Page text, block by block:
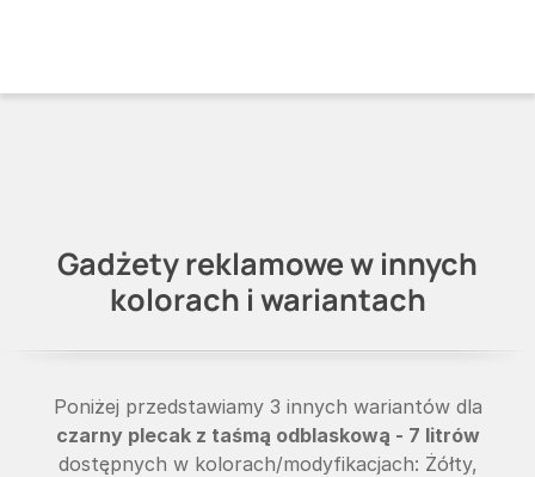
Gadżety reklamowe w innych
kolorach i wariantach
Poniżej przedstawiamy 3 innych wariantów dla
czarny plecak z taśmą odblaskową - 7 litrów
dostępnych w kolorach/modyfikacjach: Żółty,